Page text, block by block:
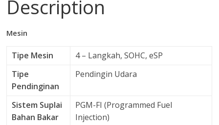
o
k
g p n
Description
Mesin
Tipe Mesin
4 – Langkah, SOHC, eSP
Tipe
Pendinginan
Pendingin Udara
Sistem Suplai
Bahan Bakar
PGM-FI (Programmed Fuel
Injection)